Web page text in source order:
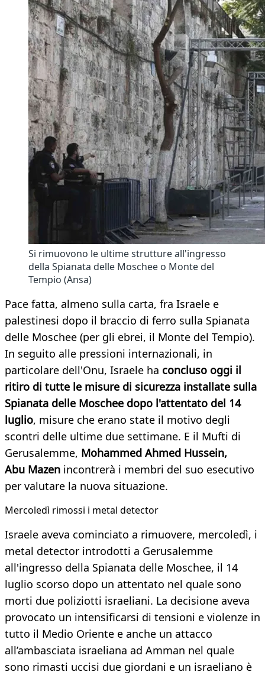
Si rimuovono le ultime strutture all'ingresso
della Spianata delle Moschee o Monte del
Tempio (Ansa)
Pace fatta, almeno sulla carta, fra Israele e
palestinesi dopo il braccio di ferro sulla Spianata
delle Moschee (per gli ebrei, il Monte del Tempio).
In seguito alle pressioni internazionali, in
particolare dell'Onu, Israele ha concluso oggi il
ritiro di tutte le misure di sicurezza installate sulla
Spianata delle Moschee dopo l'attentato del 14
luglio, misure che erano state il motivo degli
scontri delle ultime due settimane. E il Mufti di
Gerusalemme, Mohammed Ahmed Hussein,
Abu Mazen incontrerà i membri del suo esecutivo
per valutare la nuova situazione.
Mercoledì rimossi i metal detector
Israele aveva cominciato a rimuovere, mercoledì, i
metal detector introdotti a Gerusalemme
all'ingresso della Spianata delle Moschee, il 14
luglio scorso dopo un attentato nel quale sono
morti due poliziotti israeliani. La decisione aveva
provocato un intensificarsi di tensioni e violenze in
tutto il Medio Oriente e anche un attacco
all’ambasciata israeliana ad Amman nel quale
sono rimasti uccisi due giordani e un israeliano è